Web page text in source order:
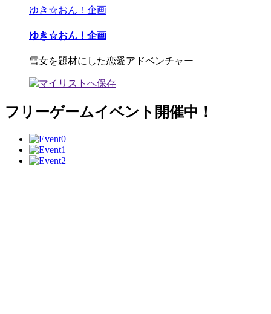
ゆき☆おん！企画
ゆき☆おん！企画
雪女を題材にした恋愛アドベンチャー
フリーゲームイベント開催中！